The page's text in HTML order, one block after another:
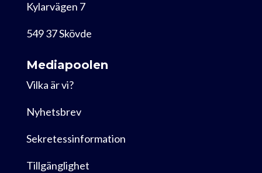
Kylarvägen 7
549 37 Skövde
Mediapoolen
Vilka är vi?
Nyhetsbrev
Sekretessinformation
Tillgänglighet